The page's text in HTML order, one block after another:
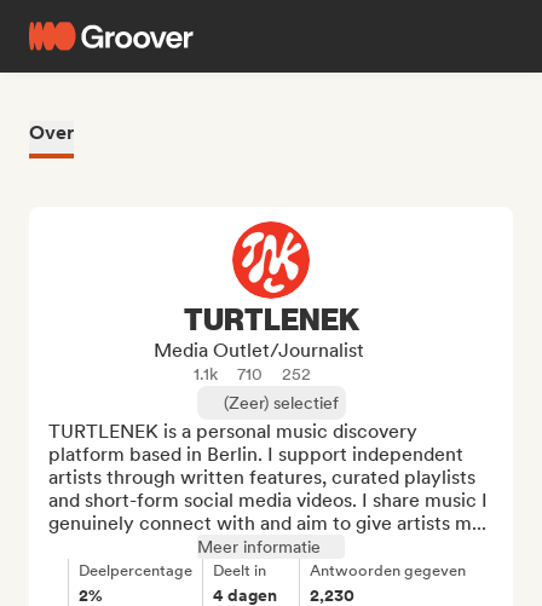
Over
TURTLENEK
Media Outlet/Journalist
1.1k 710
252
(Zeer) selectief
TURTLENEK is a personal music discovery
platform based in Berlin. I support independent
artists through written features, curated playlists
and short-form social media videos. I share music I
genuinely connect with and aim to give artists m...
Meer informatie
Deelpercentage
2%
Deelt in
4 dagen
Antwoorden gegeven
2,230